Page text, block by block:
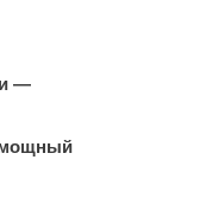
—
мощный